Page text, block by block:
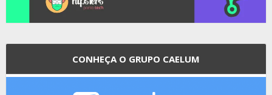
CONHEÇA O GRUPO CAELUM